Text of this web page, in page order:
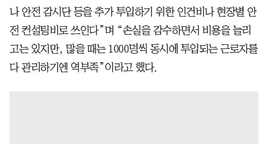
나 안전 감시단 등을 추가 투입하기 위한 인건비나 현장별 안
전 컨설팅비로 쓰인다”며 “손실을 감수하면서 비용을 늘리
고는 있지만, 많을 때는 1000명씩 동시에 투입되는 근로자를
다 관리하기엔 역부족”이라고 했다.